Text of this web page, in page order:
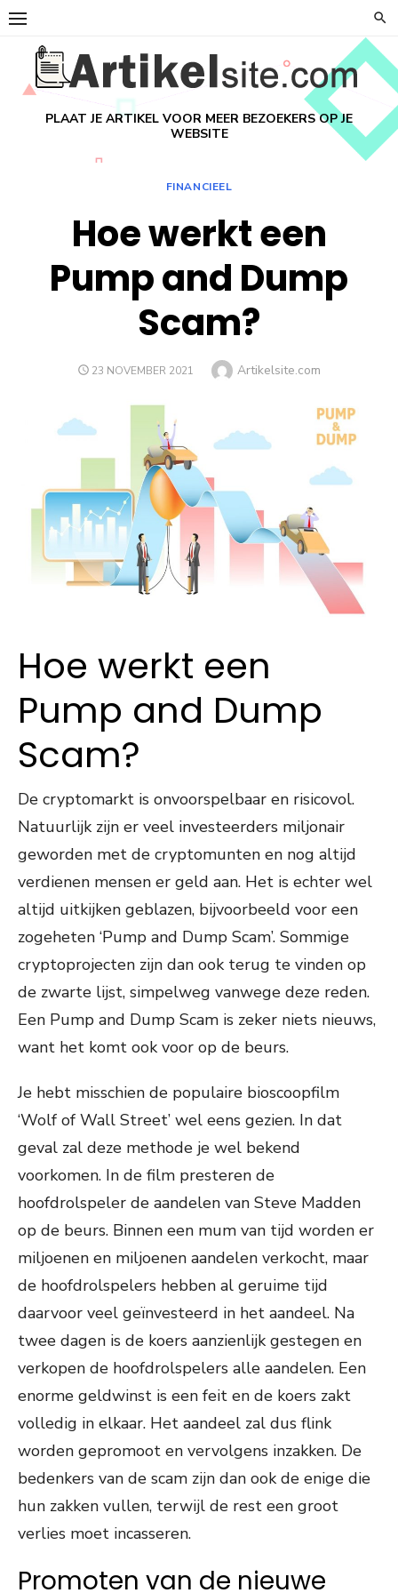
Ga
inhoud
PLAAT JE ARTIKEL VOOR MEER BEZOEKERS OP JE
WEBSITE
FINANCIEEL
Hoe werkt een
Pump and Dump
Scam?
GEPLAATST
23 NOVEMBER 2021 Auteur
Artikelsite.com
Hoe werkt een
Pump and Dump
Scam?
De cryptomarkt is onvoorspelbaar en risicovol.
Natuurlijk zijn er veel investeerders miljonair
geworden met de cryptomunten en nog altijd
verdienen mensen er geld aan. Het is echter wel
altijd uitkijken geblazen, bijvoorbeeld voor een
zogeheten ‘Pump and Dump Scam’. Sommige
cryptoprojecten zijn dan ook terug te vinden op
de zwarte lijst, simpelweg vanwege deze reden.
Een Pump and Dump Scam is zeker niets nieuws,
want het komt ook voor op de beurs.
Je hebt misschien de populaire bioscoopfilm
‘Wolf of Wall Street’ wel eens gezien. In dat
geval zal deze methode je wel bekend
voorkomen. In de film presteren de
hoofdrolspeler de aandelen van Steve Madden
op de beurs. Binnen een mum van tijd worden er
miljoenen en miljoenen aandelen verkocht, maar
de hoofdrolspelers hebben al geruime tijd
daarvoor veel geïnvesteerd in het aandeel. Na
twee dagen is de koers aanzienlijk gestegen en
verkopen de hoofdrolspelers alle aandelen. Een
enorme geldwinst is een feit en de koers zakt
volledig in elkaar. Het aandeel zal dus flink
worden gepromoot en vervolgens inzakken. De
bedenkers van de scam zijn dan ook de enige die
hun zakken vullen, terwijl de rest een groot
verlies moet incasseren.
Promoten van de nieuwe